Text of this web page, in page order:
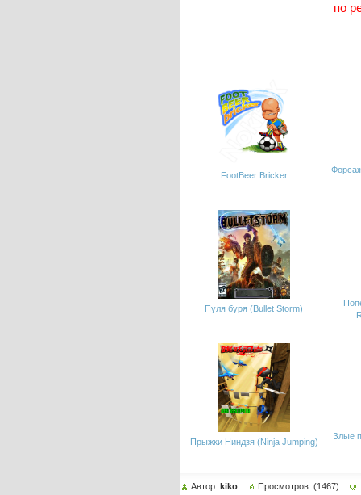
по
FootBeer Bricker
Пуля буря (Bullet Storm)
Прыжки Ниндзя (Ninja Jumping)
Злые
Автор: kiko Просмотров: (1467)